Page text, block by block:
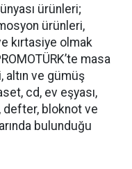
ürünleri;
ürünleri,
kırtasiye olmak
masa
altın ve gümüş
cd, ev eşyası,
defter, bloknot ve
bulunduğu